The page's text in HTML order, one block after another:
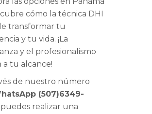
cómo la técnica DHI
transformar tu
y tu vida. ¡La
y el profesionalismo
a tu alcance!
de nuestro número
(507)6349-
puedes realizar una